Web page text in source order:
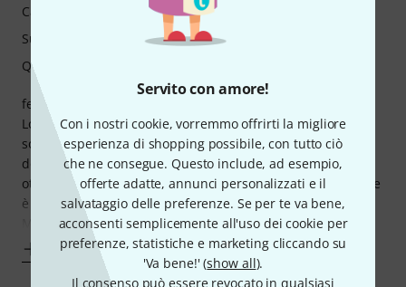
Servito con amore!
Con i nostri cookie, vorremmo offrirti la migliore
esperienza di shopping possibile, con tutto ciò
che ne consegue. Questo include, ad esempio,
offerte adatte, annunci personalizzati e il
salvataggio delle preferenze. Se per te va bene,
acconsenti semplicemente all'uso dei cookie per
preferenze, statistiche e marketing cliccando su
'Va bene!' (show all).
Il consenso può essere revocato in qualsiasi
feb2020=Il rumore di fondo è eccezionalmente basso.
Lo uso con preamp SmartRigII direttamente senza XLR e la
sonorità dei bassi è fenomenale. Fornisce alla voce l'effetto
doppiatore, di voce calda e isolata.
ott2020=HA PERSO LA TONALITA' CALDA, OVATTATA. La voce
è diventata più normale. Un gran lavoro all'eq e al
Multicompress, ma non è più come prima.
Mostra altro
Caratteristiche
Suono
Qualità